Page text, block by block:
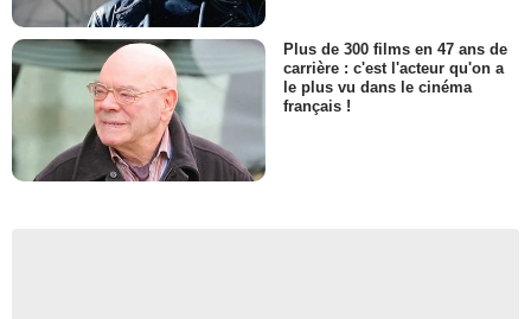
Plus de 300 films en 47 ans de
carrière : c'est l'acteur qu'on a
le plus vu dans le cinéma
français !